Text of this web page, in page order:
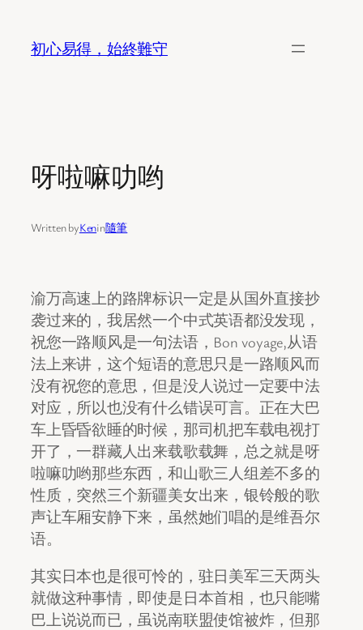
content
初心易得，始終難守
呀啦嘛叻哟
Written byKenin隨筆
渝万高速上的路牌标识一定是从国外直接抄
袭过来的，我居然一个中式英语都没发现，
祝您一路顺风是一句法语，Bon voyage,从语
法上来讲，这个短语的意思只是一路顺风而
没有祝您的意思，但是没人说过一定要中法
对应，所以也没有什么错误可言。正在大巴
车上昏昏欲睡的时候，那司机把车载电视打
开了，一群藏人出来载歌载舞，总之就是呀
啦嘛叻哟那些东西，和山歌三人组差不多的
性质，突然三个新疆美女出来，银铃般的歌
声让车厢安静下来，虽然她们唱的是维吾尔
语。
其实日本也是很可怜的，驻日美军三天两头
就做这种事情，即使是日本首相，也只能嘴
巴上说说而已，虽说南联盟使馆被炸，但那